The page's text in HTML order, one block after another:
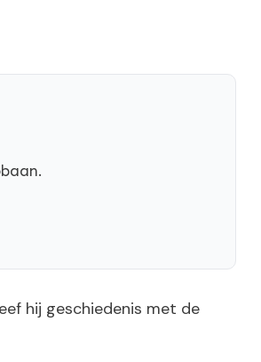
hij geschiedenis met de